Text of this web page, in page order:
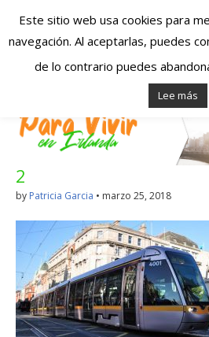
Irlanda –
Irlanda –
en Irlanda –
Irlanda
Blog dedicado a los que viven,
Irlanda!
2
by Patricia Garcia • marzo 25, 2018
Este sitio web usa cookies para
navegación. Al aceptarlas, puedes
de lo contrario puedes
Lee más